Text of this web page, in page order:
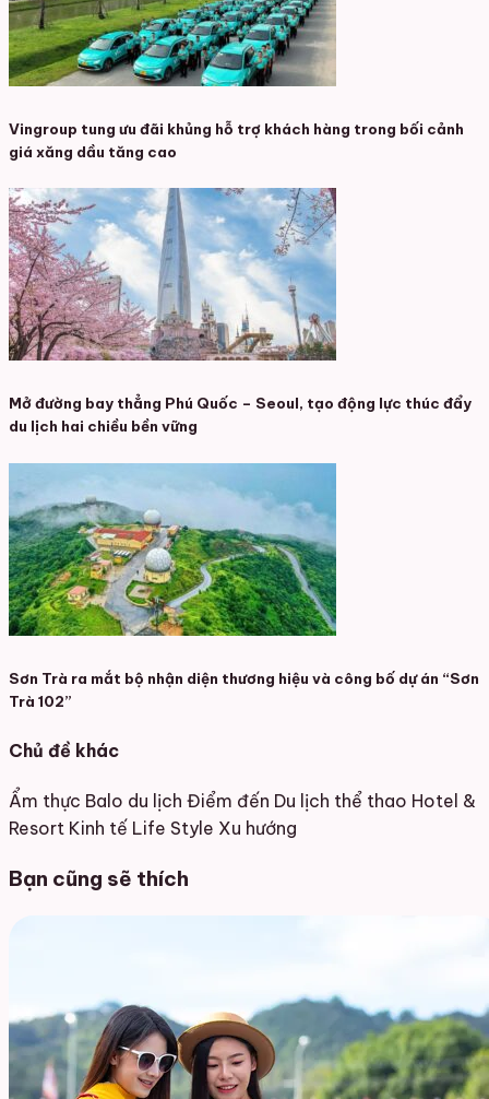
Vingroup tung ưu đãi khủng hỗ trợ khách hàng trong bối cảnh
giá xăng dầu tăng cao
Mở đường bay thẳng Phú Quốc – Seoul, tạo động lực thúc đẩy
du lịch hai chiều bền vững
Sơn Trà ra mắt bộ nhận diện thương hiệu và công bố dự án “Sơn
Trà 102”
Chủ đề khác
Ẩm thực Balo du lịch Điểm đến Du lịch thể thao Hotel &
Resort Kinh tế Life Style Xu hướng
Bạn cũng sẽ thích